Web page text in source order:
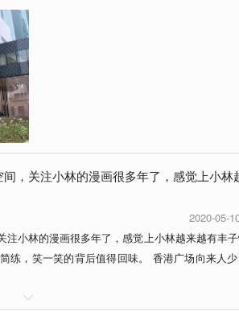
，关注小林的漫画很多年了，感觉上小林
2020-05-
小林的漫画很多年了，感觉上小林越来越有丰
练，笑一笑的背后值得回味。 香港广场向来人
